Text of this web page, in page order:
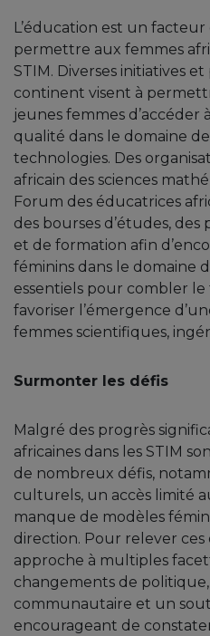
L’éducation est un
permettre aux femmes
STIM. Diverses initiatives
continent visent à
jeunes femmes d’accéder
qualité dans le domaine
technologies. Des
africain des sciences
Forum des éducatrices
des bourses d’études,
et de formation afin
féminins dans le domaine
essentiels pour combler le
favoriser l’émergence
femmes scientifiques,
Surmonter les défis
Malgré des progrès
africaines dans les STIM
de nombreux défis,
culturels, un accès limité
manque de modèles
direction. Pour relever
approche à multiples
changements de
communautaire et un
encourageant de